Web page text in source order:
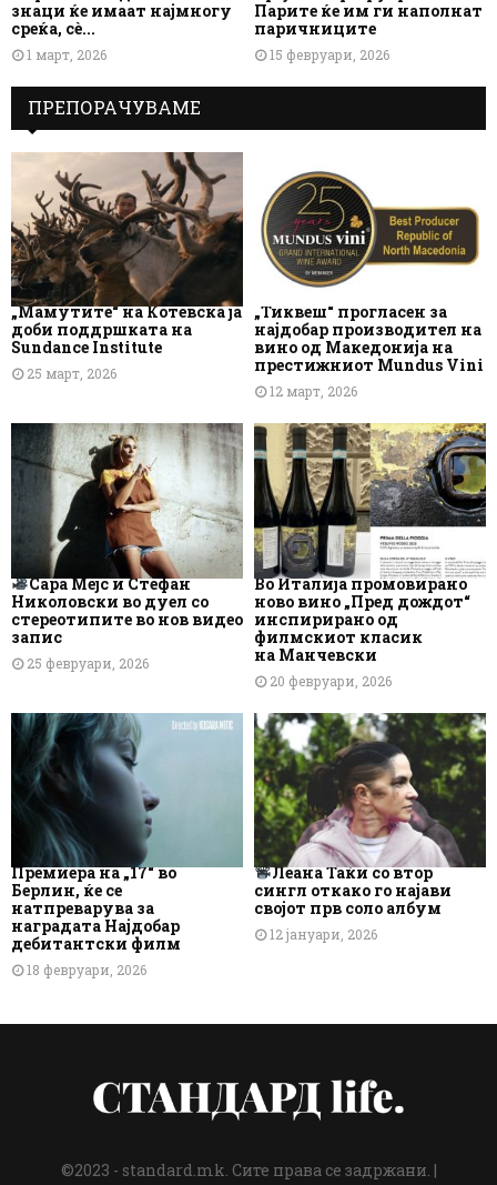
знаци ќе имаат најмногу
среќа, сè...
1 март, 2026
Парите ќе им ги наполнат
паричниците
15 февруари, 2026
ПРЕПОРАЧУВАМЕ
„Мамутите“ на Котевска ја
доби поддршката на
Sundance Institute
25 март, 2026
„Тиквеш“ прогласен за
најдобар производител на
вино од Македонија на
престижниот Mundus Vini
12 март, 2026
Сара Мејс и Стефан
Николовски во дуел со
стереотипите во нов видео
запис
25 февруари, 2026
Во Италија промовирано
ново вино „Пред дождот“
инспирирано од
филмскиот класик
на Манчевски
20 февруари, 2026
Премиера на „17“ во
Берлин, ќе се
натпреварува за
наградата Најдобар
дебитантски филм
18 февруари, 2026
Леана Таќи со втор
сингл откако го најави
својот прв соло албум
12 јануари, 2026
©2023 - standard.mk. Сите права се задржани. |